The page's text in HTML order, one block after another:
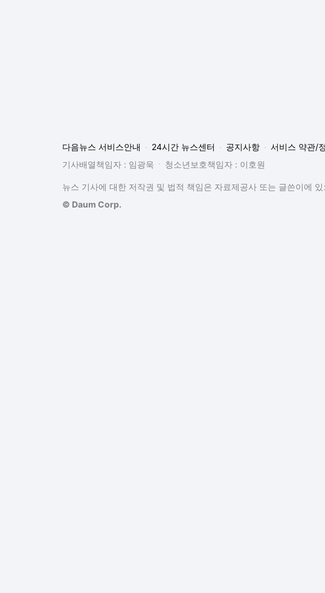
다음뉴스 서비스안내 24시간 뉴스센터 공지사항
서비스 약관/
기사배열책임자 : 임광욱
청소년보호책임자 : 이호원
뉴스 기사에 대한 저작권 및 법적 책임은 자료제공사 또는 글쓴이에
© Daum Corp.